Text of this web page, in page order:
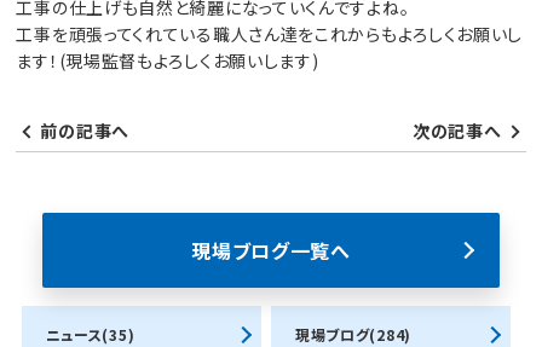
工事の仕上げも自然と綺麗になっていくんですよね。
工事を頑張ってくれている職人さん達をこれからもよろしくお願いし
ます！(現場監督もよろしくお願いします)
前の記事へ 次の記事へ
現場ブログ一覧へ
ニュース(35) 現場ブログ(284)